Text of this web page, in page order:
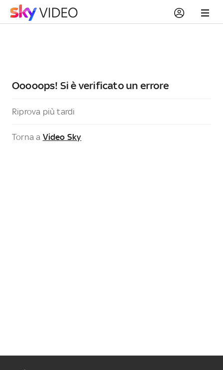
Ooooops! Si è verificato un errore
Riprova più tardi
Torna a Video Sky